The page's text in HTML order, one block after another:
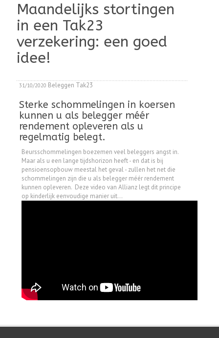
Maandelijks stortingen
in een Tak23
verzekering: een goed
idee!
31/10/2020 Beleggen Tak23
Sterke schommelingen in koersen
kunnen u als belegger méér
rendement opleveren als u
regelmatig belegt.
Beursschommelingen boezemen veel beleggers angst in.
Maar als u een lange tijdshorizon heeft - en dat is bij
pensioensopbouw meestal het geval - zullen het net die
schommelingen zijn die u als belegger méér rendement
kunnen opleveren. Deze video van Allianz legt dit principe
op kinderlijk eenvoudige manier uit...